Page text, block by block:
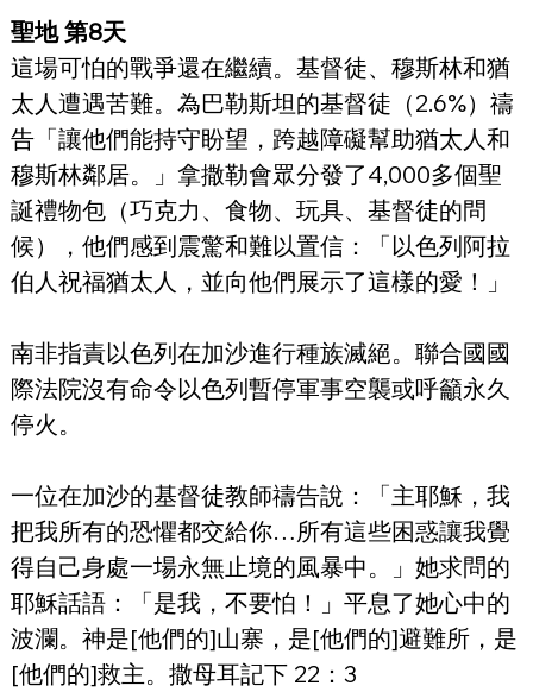
聖地 第8天
這場可怕的戰爭還在繼續。基督徒、穆斯林和猶
太人遭遇苦難。為巴勒斯坦的基督徒（2.6%）禱
告「讓他們能持守盼望，跨越障礙幫助猶太人和
穆斯林鄰居。」拿撒勒會眾分發了4,000多個聖
誕禮物包（巧克力、食物、玩具、基督徒的問
候），他們感到震驚和難以置信：「以色列阿拉
伯人祝福猶太人，並向他們展示了這樣的愛！」
南非指責以色列在加沙進行種族滅絕。聯合國國
際法院沒有命令以色列暫停軍事空襲或呼籲永久
停火。
一位在加沙的基督徒教師禱告說：「主耶穌，我
把我所有的恐懼都交給你…所有這些困惑讓我覺
得自己身處一場永無止境的風暴中。」她求問的
耶穌話語：「是我，不要怕！」平息了她心中的
波瀾。神是[他們的]山寨，是[他們的]避難所，是
[他們的]救主。撒母耳記下 22：3